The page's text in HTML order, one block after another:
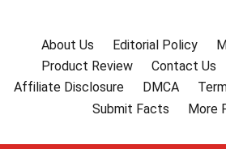
About Us Editorial Policy
Product Review
Contact Us
Affiliate Disclosure
DMCA
Submit Facts
More